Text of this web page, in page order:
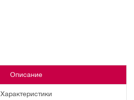
Описание
Характеристики